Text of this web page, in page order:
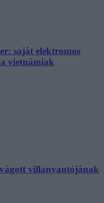
saját elektromos
vietnámiak
villanyautójának